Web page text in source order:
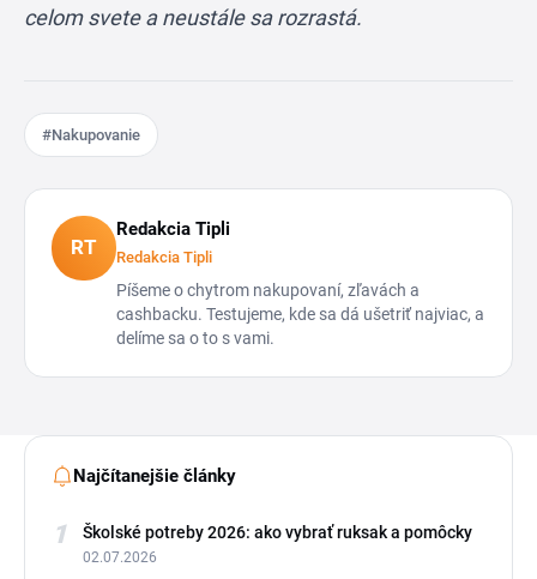
celom svete a neustále sa rozrastá.
#Nakupovanie
RT
Redakcia Tipli
Redakcia Tipli
Píšeme o chytrom nakupovaní, zľavách a
cashbacku. Testujeme, kde sa dá ušetriť najviac, a
delíme sa o to s vami.
Najčítanejšie články
1 Školské potreby 2026: ako vybrať ruksak a pomôcky
02.07.2026